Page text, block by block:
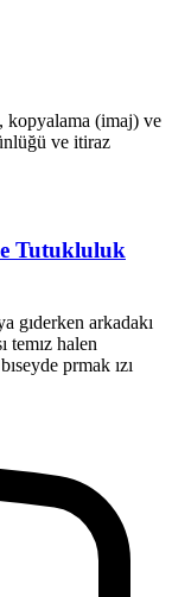
kopyalama (imaj) ve
ve itiraz
Tutukluluk
gıderken arkadakı
temız halen
prmak ızı